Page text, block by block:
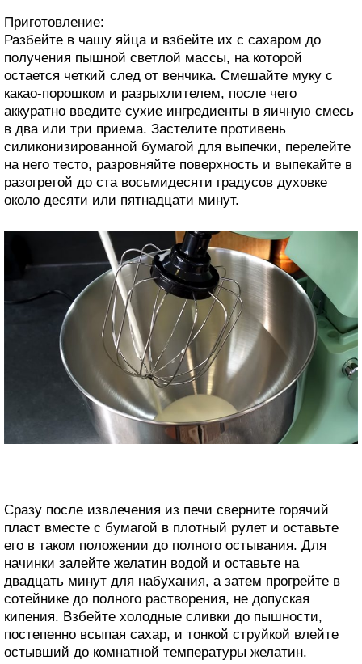
Приготовление:
Разбейте в чашу яйца и взбейте их с сахаром до
получения пышной светлой массы, на которой
остается четкий след от венчика. Смешайте муку с
какао-порошком и разрыхлителем, после чего
аккуратно введите сухие ингредиенты в яичную смесь
в два или три приема. Застелите противень
силиконизированной бумагой для выпечки, перелейте
на него тесто, разровняйте поверхность и выпекайте в
разогретой до ста восьмидесяти градусов духовке
около десяти или пятнадцати минут.
Сразу после извлечения из печи сверните горячий
пласт вместе с бумагой в плотный рулет и оставьте
его в таком положении до полного остывания. Для
начинки залейте желатин водой и оставьте на
двадцать минут для набухания, а затем прогрейте в
сотейнике до полного растворения, не допуская
кипения. Взбейте холодные сливки до пышности,
постепенно всыпая сахар, и тонкой струйкой влейте
остывший до комнатной температуры желатин.